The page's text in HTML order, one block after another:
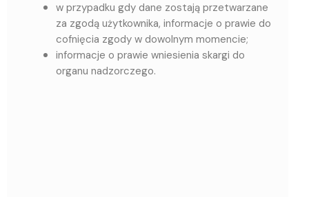
w przypadku gdy dane zostają przetwarzane
za zgodą użytkownika, informacje o prawie do
cofnięcia zgody w dowolnym momencie;
informacje o prawie wniesienia skargi do
organu nadzorczego.